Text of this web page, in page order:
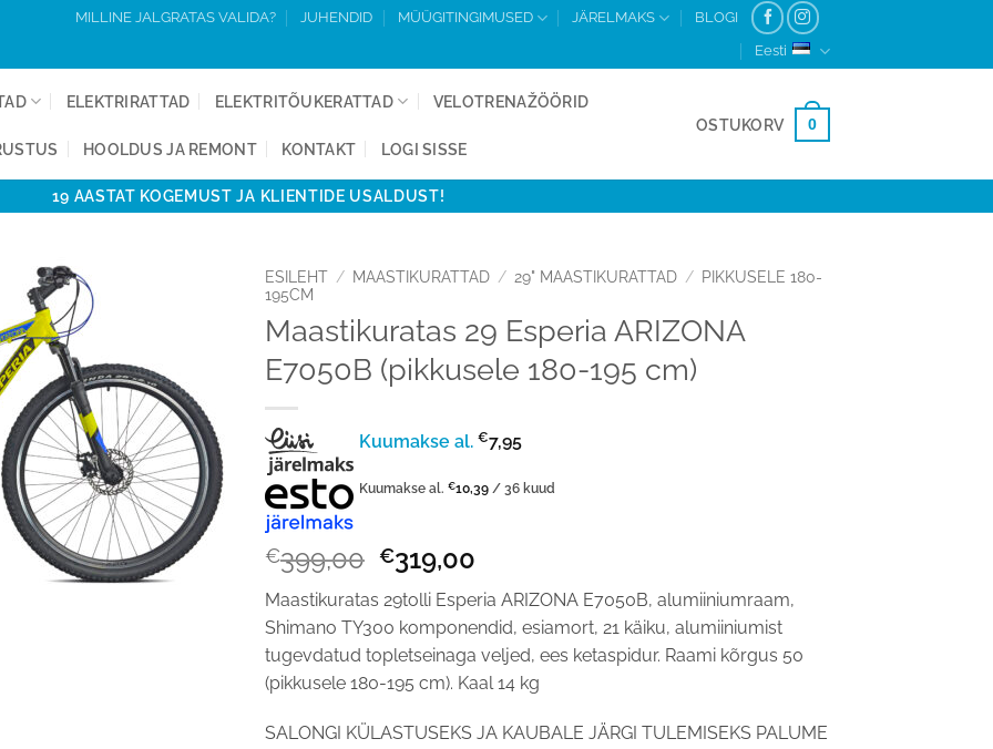
MILLINE JALGRATAS VALIDA? JUHENDID MÜÜGITINGIMUSED JÄRELMAKS
BLOGI
Eesti
ELEKTRIRATTAD ELEKTRITÕUKERATTAD VELOTRENAŽÖÖRID
HOOLDUS JA REMONT KONTAKT LOGI SISSE
OSTUKORV 0
19 AASTAT KOGEMUST JA KLIENTIDE USALDUST!
ESILEHT / MAASTIKURATTAD / 29" MAASTIKURATTAD / PIKKUSELE 180-
195CM
Maastikuratas 29 Esperia ARIZONA
E7050B (pikkusele 180-195 cm)
Kuumakse al. €7,95
Kuumakse al. €10,39 / 36 kuud
€399,00 Algne
hind
oli:
€399,00.
€319,00
hind
on:
€319,00.
Maastikuratas 29tolli Esperia ARIZONA E7050B, alumiiniumraam,
Shimano TY300 komponendid, esiamort, 21 käiku, alumiiniumist
tugevdatud topletseinaga veljed, ees ketaspidur. Raami kõrgus 50
(pikkusele 180-195 cm). Kaal 14 kg
SALONGI KÜLASTUSEKS JA KAUBALE JÄRGI TULEMISEKS PALUME